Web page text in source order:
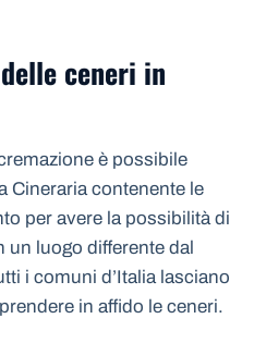
ceneri in
è possibile
Cineraria contenente le
per avere la possibilità di
un luogo differente dal
i comuni d’Italia lasciano
in affido le ceneri.